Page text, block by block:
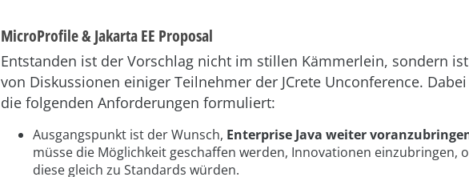
MicroProfile & Jakarta EE Proposal
Entstanden ist der Vorschlag nicht im stillen Kämmerlein, sondern
von Diskussionen einiger Teilnehmer der JCrete Unconference.
die folgenden Anforderungen formuliert:
Ausgangspunkt ist der Wunsch, Enterprise Java weiter
müsse die Möglichkeit geschaffen werden, Innovationen einzubringen,
diese gleich zu Standards würden.